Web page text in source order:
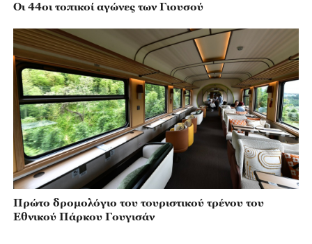
Οι 44οι τοπικοί αγώνες των Γιουσού
Πρώτο δρομολόγιο του τουριστικού τρένου του
Εθνικού Πάρκου Γουγισάν